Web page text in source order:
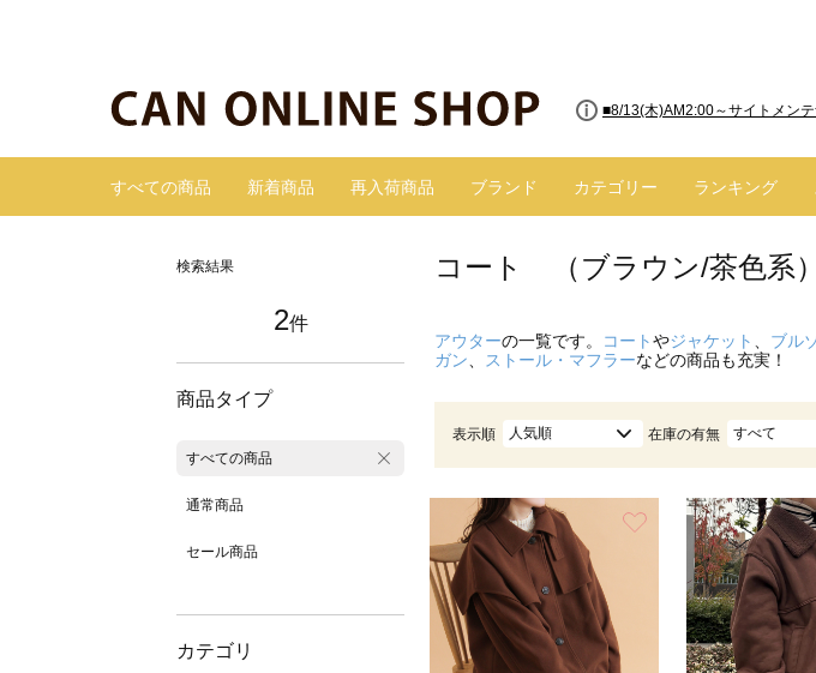
■8/13(木)AM2:00～サイトメン
すべての商品 新着商品 再入荷商品 ブランド カテゴリー ランキング
検索結果
2件
商品タイプ
すべての商品
通常商品
セール商品
カテゴリ
コート （ブラウン/茶色系）
アウターの一覧です。 コートやジャケット ブル
ガン
ストール・マフラーなどの商品も充実！
表示順 人気順 在庫の有無 すべて
お気に入り